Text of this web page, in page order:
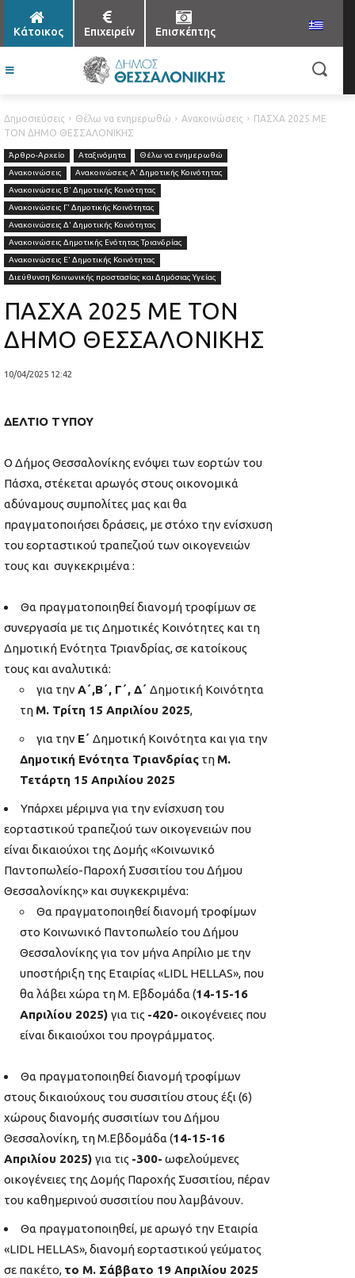
Κάτοικος Επιχειρείν Επισκέπτης
Δημοσιεύσεις Θέλω να ενημερωθώ Ανακοινώσεις
ΠΑΣΧΑ 2025 ΜΕ
ΤΟΝ ΔΗΜΟ ΘΕΣΣΑΛΟΝΙΚΗΣ
Άρθρο-Αρχείο Αταξινόμητα
Θέλω να ενημερωθώ
Ανακοινώσεις
Ανακοινώσεις Α' Δημοτικής Κοινότητας
Ανακοινώσεις Β' Δημοτικής Κοινότητας
Ανακοινώσεις Γ' Δημοτικής Κοινότητας
Ανακοινώσεις Δ' Δημοτικής Κοινότητας
Ανακοινώσεις Δημοτικής Ενότητας Τριανδρίας
Ανακοινώσεις Ε' Δημοτικής Κοινότητας
Διεύθυνση Κοινωνικής προστασίας και Δημόσιας Υγείας
ΠΑΣΧΑ 2025 ΜΕ ΤΟΝ
ΔΗΜΟ ΘΕΣΣΑΛΟΝΙΚΗΣ
10/04/2025 12:42
ΔΕΛΤΙΟ ΤΥΠΟΥ
Ο Δήμος Θεσσαλονίκης ενόψει των εορτών του
Πάσχα, στέκεται αρωγός στους οικονομικά
αδύναμους συμπολίτες μας και θα
πραγματοποιήσει δράσεις, με στόχο την ενίσχυση
του εορταστικού τραπεζιού των οικογενειών
τους και συγκεκριμένα :
Θα πραγματοποιηθεί διανομή τροφίμων σε
συνεργασία με τις Δημοτικές Κοινότητες και τη
Δημοτική Ενότητα Τριανδρίας, σε κατοίκους
τους και αναλυτικά:
για τηνΑ΄,Β΄, Γ΄, Δ΄ Δημοτική Κοινότητα
τη Μ. Τρίτη 15 Απριλίου 2025,
για την Ε΄ Δημοτική Κοινότητα και για την
Δημοτική Ενότητα Τριανδρίας τη Μ.
Τετάρτη 15 Απριλίου 2025
Υπάρχει μέριμνα για την ενίσχυση του
εορταστικού τραπεζιού των οικογενειών που
είναι δικαιούχοι της Δομής «Κοινωνικό
Παντοπωλείο-Παροχή Συσσιτίου του Δήμου
Θεσσαλονίκης» και συγκεκριμένα:
Θα πραγματοποιηθεί διανομή τροφίμων
στο Κοινωνικό Παντοπωλείο του Δήμου
Θεσσαλονίκης για τον μήνα Απρίλιο με την
υποστήριξη της Εταιρίας «LIDL HELLAS», που
θα λάβει χώρα τη Μ. Εβδομάδα (14-15-16
Απριλίου 2025) για τις -420- οικογένειες που
είναι δικαιούχοι του προγράμματος.
Θα πραγματοποιηθεί διανομή τροφίμων
στους δικαιούχους του συσσιτίου στους έξι (6)
χώρους διανομής συσσιτίων του Δήμου
Θεσσαλονίκη, τη Μ.Εβδομάδα (14-15-16
Απριλίου 2025) για τις -300- ωφελούμενες
οικογένειες της Δομής Παροχής Συσσιτίου, πέραν
του καθημερινού συσσιτίου που λαμβάνουν.
Θα πραγματοποιηθεί, με αρωγό την Εταιρία
«LIDL HELLAS», διανομή εορταστικού γεύματος
σε πακέτο, το Μ. Σάββατο 19 Απριλίου 2025